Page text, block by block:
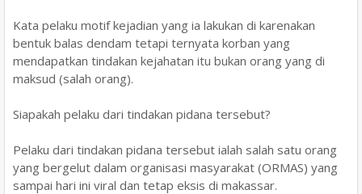
Kata pelaku motif kejadian yang ia lakukan di karenakan
bentuk balas dendam tetapi ternyata korban yang
mendapatkan tindakan kejahatan itu bukan orang yang di
maksud (salah orang).
Siapakah pelaku dari tindakan pidana tersebut?
Pelaku dari tindakan pidana tersebut ialah salah satu orang
yang bergelut dalam organisasi masyarakat (ORMAS) yang
sampai hari ini viral dan tetap eksis di makassar.